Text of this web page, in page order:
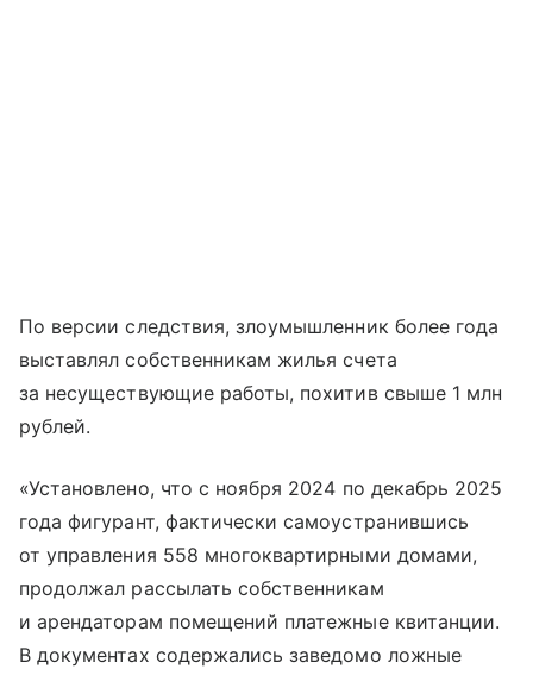
По версии следствия, злоумышленник более года
выставлял собственникам жилья счета
за несуществующие работы, похитив свыше 1 млн
рублей.
«Установлено, что с ноября 2024 по декабрь 2025
года фигурант, фактически самоустранившись
от управления 558 многоквартирными домами,
продолжал рассылать собственникам
и арендаторам помещений платежные квитанции.
В документах содержались заведомо ложные